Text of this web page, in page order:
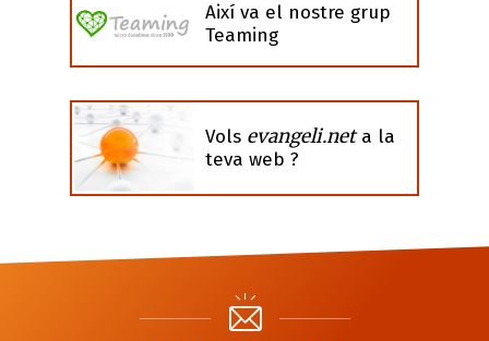
Així va el nostre grup
Teaming
Vols evangeli.neta la
teva web ?